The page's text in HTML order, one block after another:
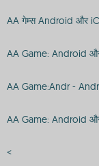
AA गेम्स Android और
AA Game: Android
AA Game:Andr -
AA Game: Android
<